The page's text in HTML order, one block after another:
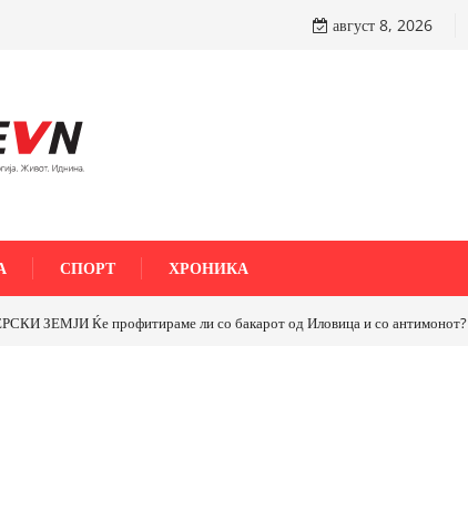
август 8, 2026
СПОРТ ХРОНИКА
Ќе профитираме ли со бакарот од Иловица и со антимонот?